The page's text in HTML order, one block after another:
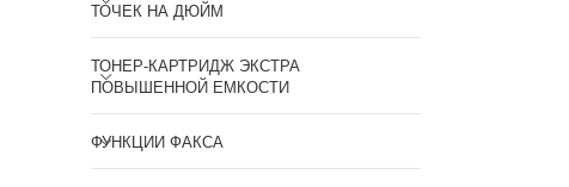
ТОЧЕК НА ДЮЙМ
ТОНЕР-КАРТРИДЖ ЭКСТРА
ПОВЫШЕННОЙ ЕМКОСТИ
ФУНКЦИИ ФАКСА